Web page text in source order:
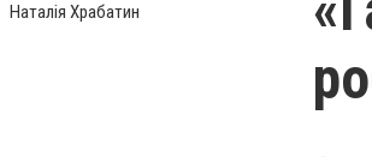
Наталія Храбатин